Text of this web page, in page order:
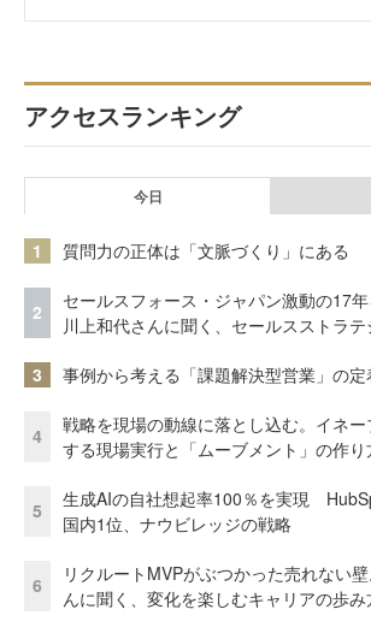
アクセスランキング
今日
1 質問力の正体は「文脈づくり」にある
2
セールスフォース・ジャパン激動の17年
川上和代さんに聞く、セールスストラ
3 事例から考える「課題解決型営業」の定
4
戦略を現場の動線に落とし込む。イネ
する現場実行と「ムーブメント」の作り
5
生成AIの自社想起率100％を実現
国内1位、ナウビレッジの戦略
6
リクルートMVPがぶつかった売れない
んに聞く、変化を楽しむキャリアの歩み